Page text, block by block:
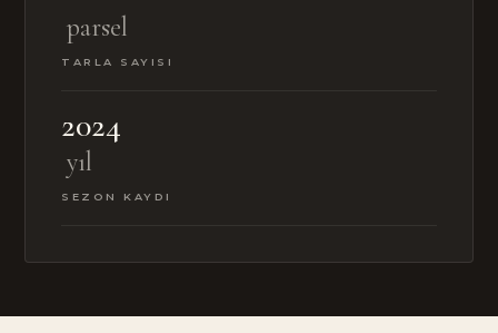
parsel
TARLA SAYISI
2024
yıl
SEZON KAYDI